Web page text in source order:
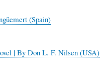
(Spain)
| By Don L. F. Nilsen (USA)